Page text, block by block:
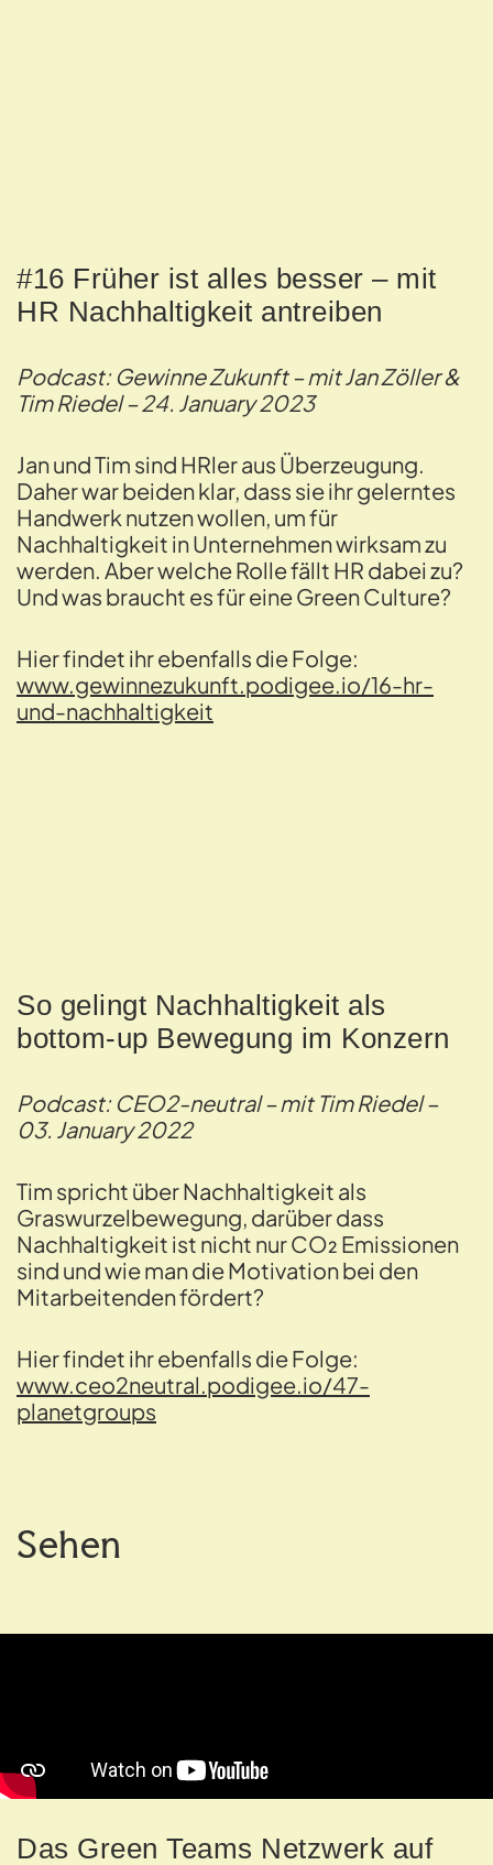
#16 Früher ist alles besser – mit
HR Nachhaltigkeit antreiben
Podcast: Gewinne Zukunft – mit Jan Zöller &
Tim Riedel – 24. January 2023
Jan und Tim sind HRler aus Überzeugung.
Daher war beiden klar, dass sie ihr gelerntes
Handwerk nutzen wollen, um für
Nachhaltigkeit in Unternehmen wirksam zu
werden. Aber welche Rolle fällt HR dabei zu?
Und was braucht es für eine Green Culture?
Hier findet ihr ebenfalls die Folge:
www.gewinnezukunft.podigee.io/16-hr-
und-nachhaltigkeit
So gelingt Nachhaltigkeit als
bottom-up Bewegung im Konzern
Podcast: CEO2-neutral – mit Tim Riedel –
03. January 2022
Tim spricht über Nachhaltigkeit als
Graswurzelbewegung, darüber dass
Nachhaltigkeit ist nicht nur CO₂ Emissionen
sind und wie man die Motivation bei den
Mitarbeitenden fördert?
Hier findet ihr ebenfalls die Folge:
www.ceo2neutral.podigee.io/47-
planetgroups
Sehen
Das Green Teams Netzwerk auf